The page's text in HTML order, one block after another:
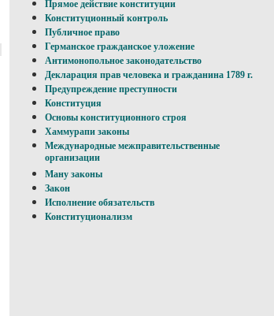
Прямое действие конституции
Конституционный контроль
Публичное право
Германское гражданское уложение
Антимонопольное законодательство
Декларация прав человека и гражданина 1789 г.
Предупреждение преступности
Конституция
Основы конституционного строя
Хаммурапи законы
Международные межправительственные
организации
Ману законы
Закон
Исполнение обязательств
Конституционализм